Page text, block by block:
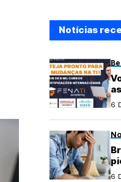
Notícias
6
6